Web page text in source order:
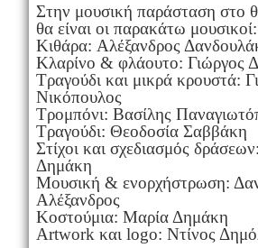
Στην μουσική παράσταση στο
θα είναι οι παρακάτω μουσικοί:
Κιθάρα: Αλέξανδρος
Κλαρίνο & φλάουτο: Γιώργος
Τραγούδι και μικρά κρουστά:
Νικόπουλος
Τρομπόνι: Βασίλης
Τραγούδι: Θεοδοσία Σαββάκη
Στίχοι και σχεδιασμός
Δημάκη
Μουσική & ενορχήστρωση:
Αλέξανδρος
Κοστούμια: Μαρία Δημάκη
Artwork και logo: Ντίνος